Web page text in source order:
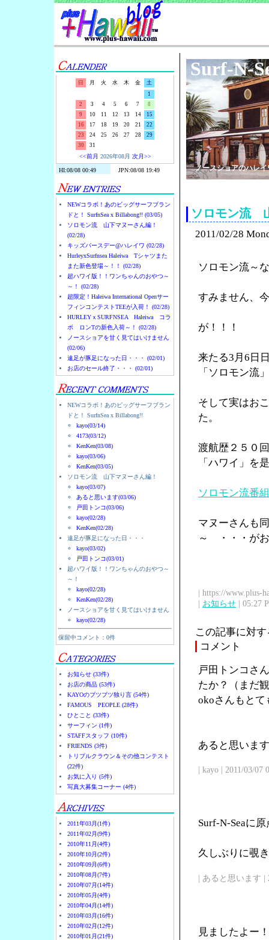
日 月 火 水 木 金
土
1
2
3 4 5 6 7
8
9
10 11 12 13 14
15
16
17 18 19 20 21
22
23
24 25 26 27 28
29
30
31
<<前月 2026年08月 次月>>
NEWコラボ！あのビッグサーフブラン
ドと！ SurfnSea x Billabong!! (03/05)
ソロモン流 山下マヌーさん編！
(02/28)
キッズバースデー@ハレイワ (02/28)
HurleyxSurfnsea Haleiwa Tシャツまた
また新色登場～！！ (02/28)
超ハワイ版！！ワンちゃんのおやつ～
～！ (02/28)
超限定！Haleiwa International Openサー
フィンコンテストTEEが入荷！ (02/28)
HURLEYｘSURFNSEA Haleiwa コラ
ボ ロンTの新色入荷～！ (02/28)
ノースショアを甘く見てはいけません
(02/06)
遠足が豚足になった日・・・ (02/01)
お店のセール終了・・・ (02/01)
NEWコラボ！あのビッグサーフブラン
ドと！ SurfnSea x Billabong!!
kayo(03/14)
4173(03/12)
KenKen(03/08)
kayo(03/06)
KenKen(03/05)
ソロモン流 山下マヌーさん編！
kayo(03/07)
あると思います(03/06)
戸田トンコ(03/06)
kayo(02/28)
KenKen(02/28)
遠足が豚足になった日・・・
kayo(03/02)
戸田トンコ(03/01)
超ハワイ版！！ワンちゃんのおやつ～
～！
kayo(02/28)
KenKen(02/28)
ノースショアを甘く見てはいけません
kayo(02/28)
保留中コメント：0件
お知らせ (33件)
お店の商品 (53件)
KAYOのブツブツ独り言 (54件)
FAMOUS PEOPLE (28件)
ひとこと (33件)
サーフィン (1件)
STAFFスタッフ (10件)
FRIENDS (3件)
トリプルクラウン＆その他コンテスト
(22件)
お気に入り (5件)
写真大募集コーナー (4件)
2011年03月(1件)
2011年02月(9件)
2010年11月(4件)
2010年10月(2件)
2010年09月(6件)
2010年08月(7件)
2010年07月(14件)
2010年05月(4件)
2010年04月(14件)
2010年03月(16件)
2010年02月(12件)
2010年01月(21件)
Surf-N-
ノースショアのハレ
ソロモン流
2011/02/28
ソロモン流～
すみません、
が！！！
来たる3月6日
「ソロモン流
そして実はお
た。
渡航歴２５０
「ハワイ」を
ソロモン流番
マヌーさんも
～ ・・・がお
| https://www.plus-
| お知らせ | 05:27
この記事に対
コメント
戸田トンコさ
たか？（まだ
okoさんもとて
あると思いま
| kayo | 2011/03/07
Surf-N-Seaに
久しぶりに覗
| あると思います |
見ましたよー！